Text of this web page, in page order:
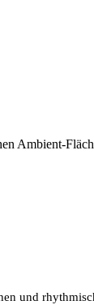
Ambient-
und